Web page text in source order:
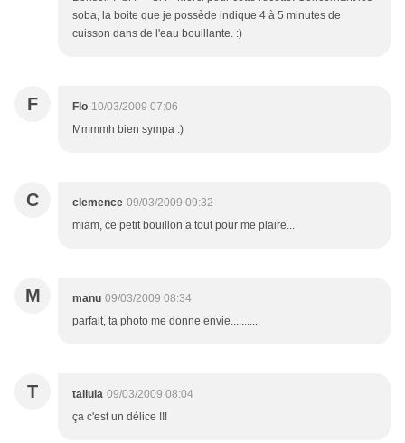
soba, la boite que je possède indique 4 à 5 minutes de
cuisson dans de l'eau bouillante. :)
F Flo 10/03/2009 07:06
Mmmmh bien sympa :)
C clemence 09/03/2009 09:32
miam, ce petit bouillon a tout pour me plaire...
M manu 09/03/2009 08:34
parfait, ta photo me donne envie..........
T tallula 09/03/2009 08:04
ça c'est un délice !!!